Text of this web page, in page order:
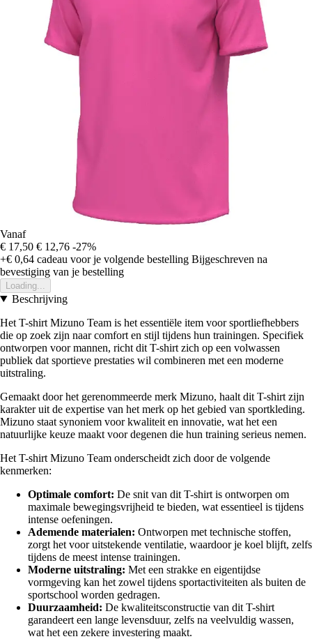
Vanaf
€ 17,50 € 12,76 -27%
+€ 0,64 cadeau voor je volgende bestelling Bijgeschreven na
bevestiging van je bestelling
Loading...
Beschrijving
Het T-shirt Mizuno Team is het essentiële item voor sportliefhebbers
die op zoek zijn naar comfort en stijl tijdens hun trainingen. Specifiek
ontworpen voor mannen, richt dit T-shirt zich op een volwassen
publiek dat sportieve prestaties wil combineren met een moderne
uitstraling.
Gemaakt door het gerenommeerde merk Mizuno, haalt dit T-shirt zijn
karakter uit de expertise van het merk op het gebied van sportkleding.
Mizuno staat synoniem voor kwaliteit en innovatie, wat het een
natuurlijke keuze maakt voor degenen die hun training serieus nemen.
Het T-shirt Mizuno Team onderscheidt zich door de volgende
kenmerken:
Optimale comfort: De snit van dit T-shirt is ontworpen om
maximale bewegingsvrijheid te bieden, wat essentieel is tijdens
intense oefeningen.
Ademende materialen: Ontworpen met technische stoffen,
zorgt het voor uitstekende ventilatie, waardoor je koel blijft, zelfs
tijdens de meest intense trainingen.
Moderne uitstraling: Met een strakke en eigentijdse
vormgeving kan het zowel tijdens sportactiviteiten als buiten de
sportschool worden gedragen.
Duurzaamheid: De kwaliteitsconstructie van dit T-shirt
garandeert een lange levensduur, zelfs na veelvuldig wassen,
wat het een zekere investering maakt.